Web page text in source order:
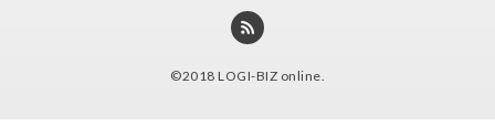
©2018 LOGI-BIZ online.